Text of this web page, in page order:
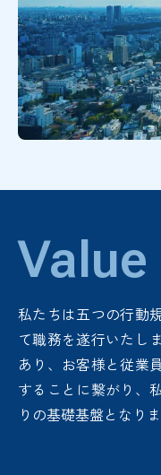
Value
私たちは五つの行動
て職務を遂行いたし
あり、お客様と従業
することに繋がり、
りの基礎基盤となりま